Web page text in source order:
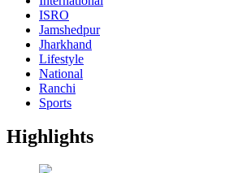
ISRO
Jamshedpur
Jharkhand
Lifestyle
National
Ranchi
Sports
Highlights